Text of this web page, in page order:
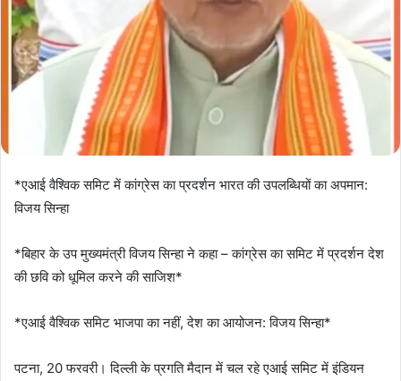
*एआई वैश्विक समिट में कांग्रेस का प्रदर्शन भारत की उपलब्धियों का अपमान:
विजय सिन्हा
*बिहार के उप मुख्यमंत्री विजय सिन्हा ने कहा – कांग्रेस का समिट में प्रदर्शन देश
की छवि को धूमिल करने की साजिश*
*एआई वैश्विक समिट भाजपा का नहीं, देश का आयोजन: विजय सिन्हा*
पटना, 20 फरवरी। दिल्ली के प्रगति मैदान में चल रहे एआई समिट में इंडियन